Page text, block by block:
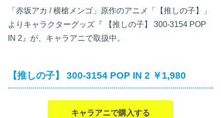
「赤坂アカ / 横槍メンゴ」原作のアニメ「【推しの子】」
よりキャラクターグッズ『 【推しの子】 300-3154 POP
IN 2』が、キャラアニで取扱中。
【推しの子】 300-3154 POP IN 2 ￥1,980
キャラアニで購入する